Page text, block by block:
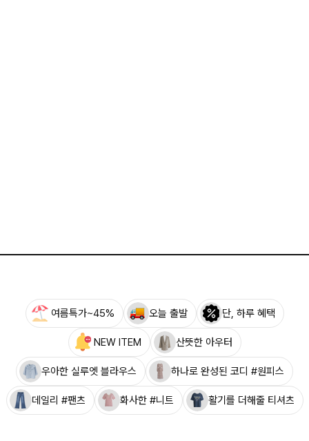
여름특가~45% 오늘 출발 단, 하루 혜택
NEW ITEM 산뜻한 아우터
우아한 실루엣 블라우스 하나로 완성된 코디 #원피스
데일리 #팬츠 화사한 #니트 활기를 더해줄 티셔츠